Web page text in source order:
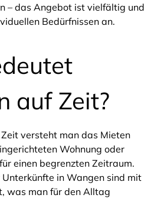
– das Angebot ist vielfältig und
Bedürfnissen an.
auf Zeit?
versteht man das Mieten
Wohnung oder
einen begrenzten Zeitraum.
in Wangen sind mit
was man für den Alltag